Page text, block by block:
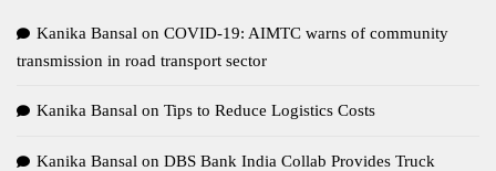
Kanika Bansal on COVID-19: AIMTC warns of community
transmission in road transport sector
Kanika Bansal on Tips to Reduce Logistics Costs
Kanika Bansal on DBS Bank India Collab Provides Truck